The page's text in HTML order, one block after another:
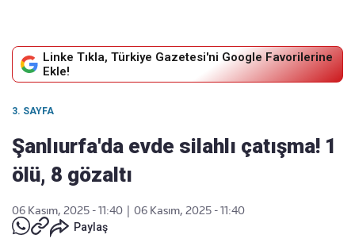
Linke Tıkla, Türkiye Gazetesi'ni Google Favorilerine
Ekle!
3. SAYFA
Şanlıurfa'da evde silahlı çatışma! 1
ölü, 8 gözaltı
06 Kasım, 2025 - 11:40
06 Kasım, 2025 - 11:40
Paylaş